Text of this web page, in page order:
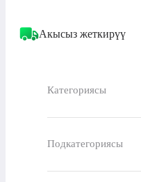
Акысыз жеткирүү
Категориясы
Подкатегориясы